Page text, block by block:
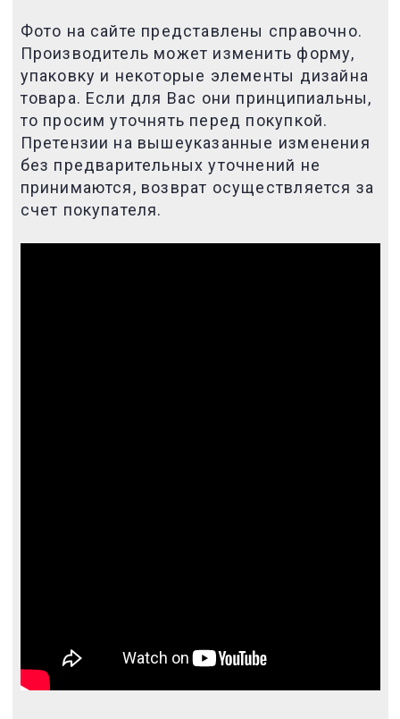
Фото на сайте представлены справочно.
Производитель может изменить форму,
упаковку и некоторые элементы дизайна
товара. Если для Вас они принципиальны,
то просим уточнять перед покупкой.
Претензии на вышеуказанные изменения
без предварительных уточнений не
принимаются, возврат осуществляется за
счет покупателя.